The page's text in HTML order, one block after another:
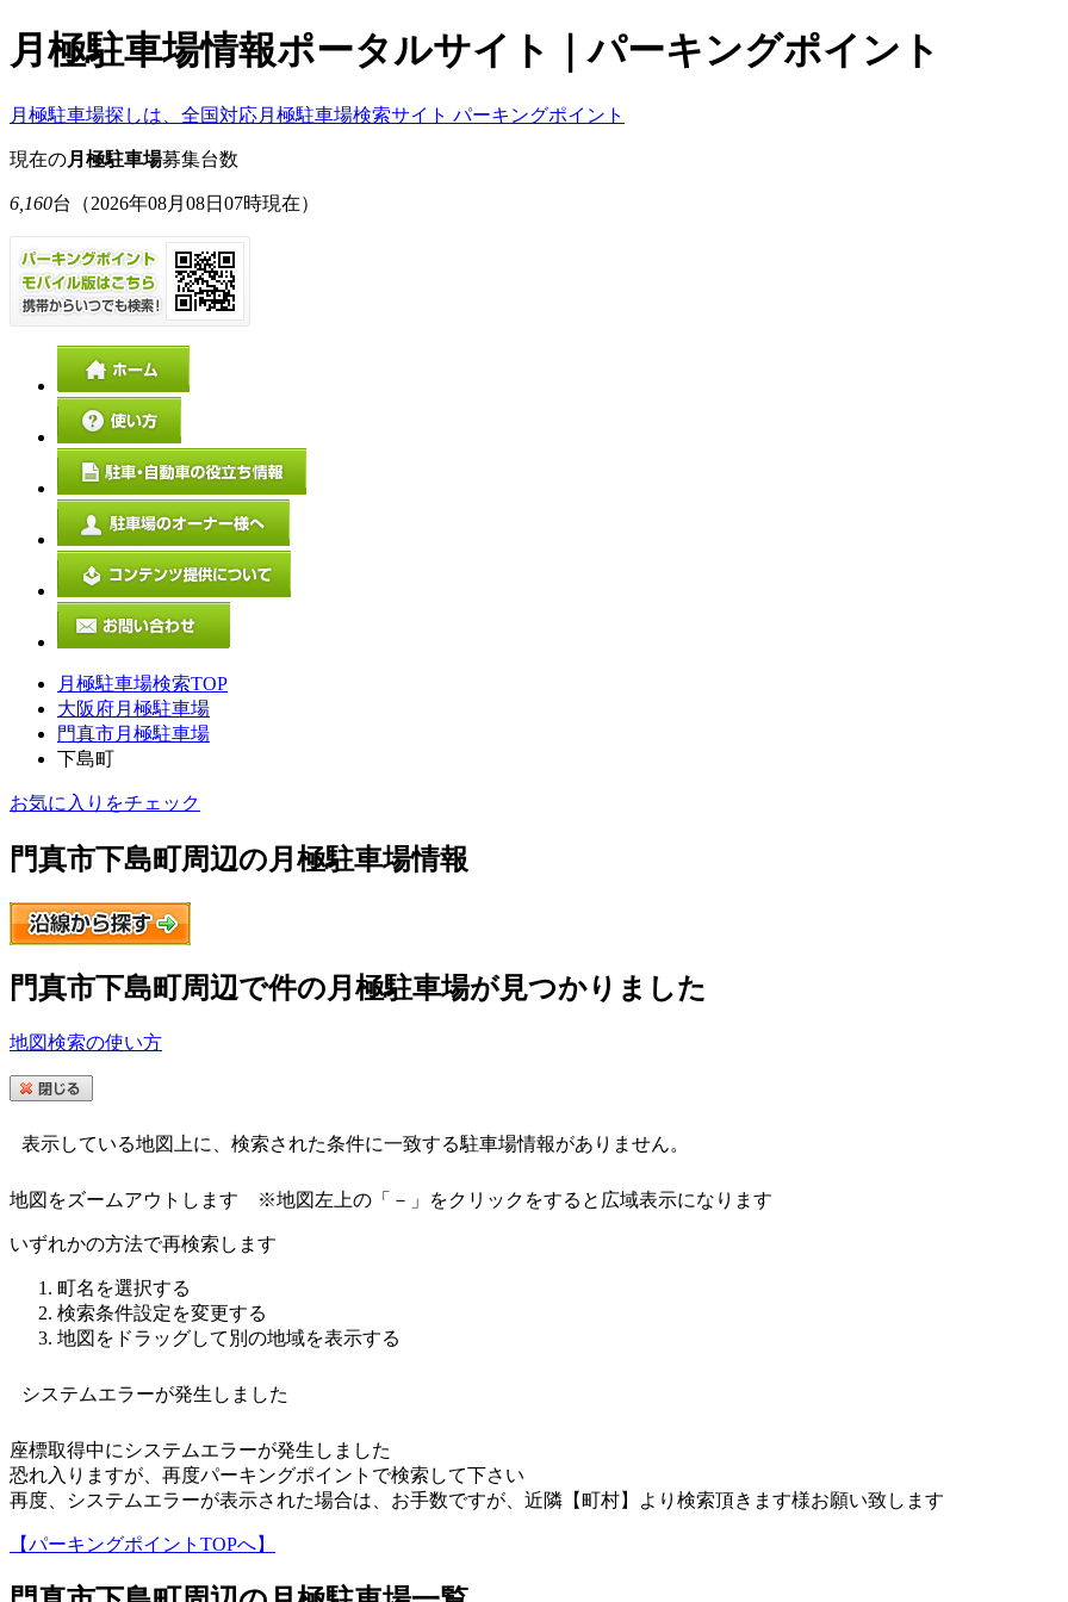
月極駐車場情報ポータルサイト｜パーキングポイント
月極駐車場探しは、全国対応月極駐車場検索サイト パーキングポイント
現在の月極駐車場募集台数
6,160台 （2026年08月08日07時現在）
月極駐車場検索TOP
大阪府月極駐車場
門真市月極駐車場
下島町
お気に入りをチェック
門真市下島町周辺の月極駐車場情報
門真市下島町周辺で件の月極駐車場が見つかりました
地図検索の使い方
表示している地図上に、検索された条件に一致する駐車場情報がありません。
地図をズームアウトします ※地図左上の「－」をクリックをすると広域表示になります
いずれかの方法で再検索します
町名を選択する
検索条件設定を変更する
地図をドラッグして別の地域を表示する
システムエラーが発生しました
座標取得中にシステムエラーが発生しました
恐れ入りますが、再度パーキングポイントで検索して下さい
再度、システムエラーが表示された場合は、お手数ですが、近隣【町村】より検索頂きます様お願い致します
【パーキングポイントTOPへ】